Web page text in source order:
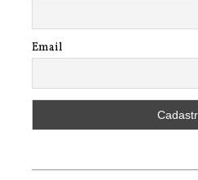
Email